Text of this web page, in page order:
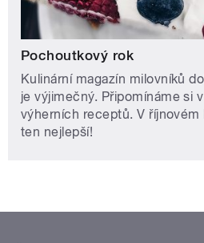
Pochoutkový rok
Kulinární magazín milovníků
je výjimečný. Připomínáme si
výherních receptů. V říjnovém
ten nejlepší!